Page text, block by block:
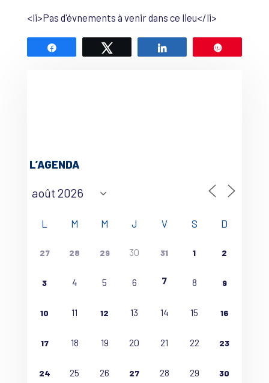
<li>Pas d'évnements à venir dans ce lieu</li>
L’AGENDA
L M M J V S D
27 28 29 30 31 1 2
3 4 5 6 7 8 9
10 11 12 13 14 15 16
17 18 19 20 21 22 23
24 25 26 27 28 29 30